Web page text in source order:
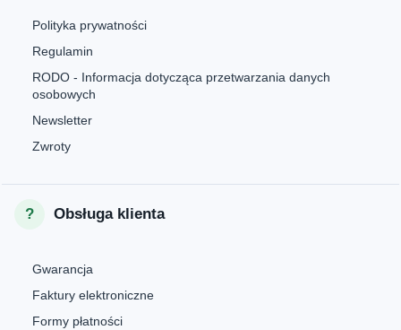
Polityka prywatności
Regulamin
RODO - Informacja dotycząca przetwarzania danych
osobowych
Newsletter
Zwroty
Obsługa klienta
Gwarancja
Faktury elektroniczne
Formy płatności